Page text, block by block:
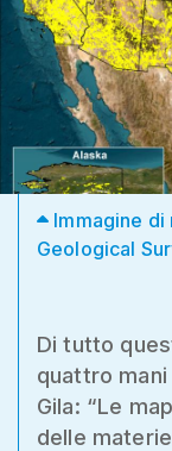
Immagine
Geological
Di tutto
quattro
Gila: “Le
delle